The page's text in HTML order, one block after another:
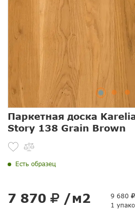
Паркетная доска
Story 138 Grain Brown
Есть образец
7 870 /м2 9 680
1